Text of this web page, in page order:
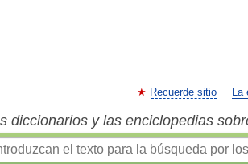
Recuerde sitio La
diccionarios y las enciclopedias